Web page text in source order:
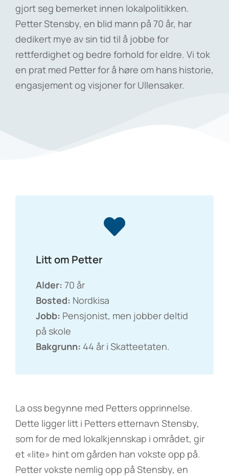
gjort seg bemerket innen lokalpolitikken.
Petter Stensby, en blid mann på 70 år, har
dedikert mye av sin tid til å jobbe for
rettferdighet og bedre forhold for eldre. Vi tok
en prat med Petter for å høre om hans historie,
engasjement og visjoner for Ullensaker.
Litt om Petter
Alder: 70 år
Bosted: Nordkisa
Jobb: Pensjonist, men jobber deltid
på skole
Bakgrunn: 44 år i Skatteetaten.
La oss begynne med Petters opprinnelse.
Dette ligger litt i Petters etternavn Stensby,
som for de med lokalkjennskap i området, gir
et «lite» hint om gården han vokste opp på.
Petter vokste nemlig opp på Stensby, en